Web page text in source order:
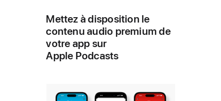
Mettez à disposition le
contenu audio premium de
votre app sur
Apple Podcasts